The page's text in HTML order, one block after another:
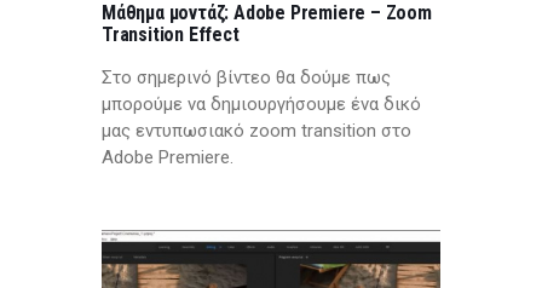
Μάθημα μοντάζ: Adobe Premiere – Zoom
Transition Effect
Στο σημερινό βίντεο θα δούμε πως
μπορούμε να δημιουργήσουμε ένα δικό
μας εντυπωσιακό zoom transition στο
Adobe Premiere.